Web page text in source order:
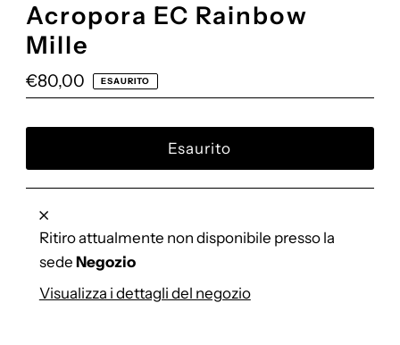
Acropora EC Rainbow
Mille
Prezzo
di
listino
€80,00 ESAURITO
Ritiro attualmente non disponibile presso la
sede Negozio
Visualizza i dettagli del negozio